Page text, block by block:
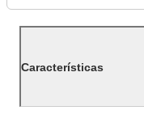
Características